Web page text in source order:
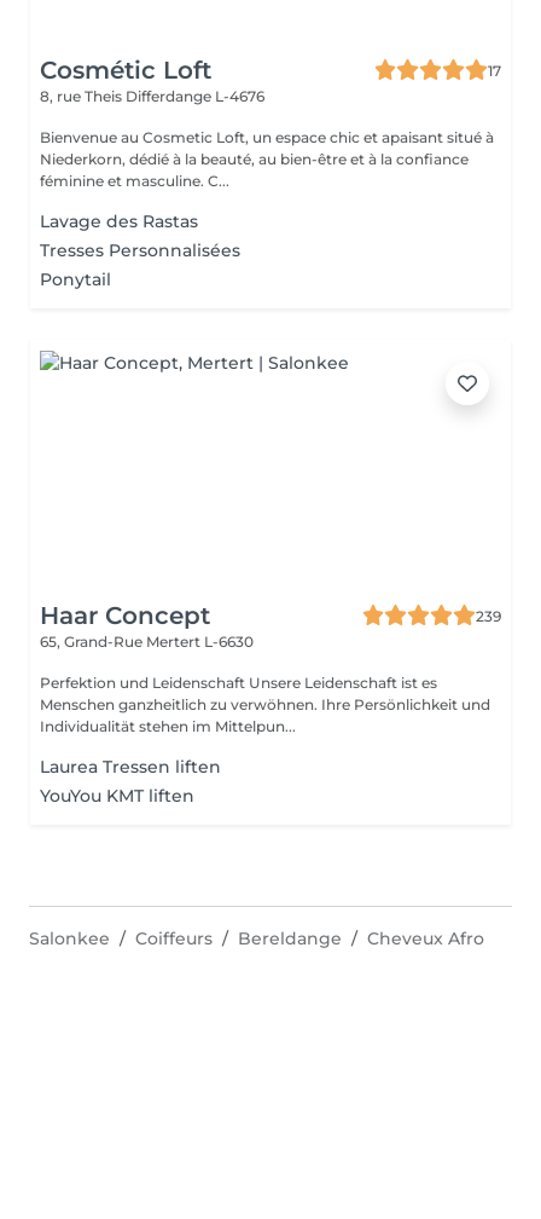
Cosmétic Loft
17
8, rue Theis Differdange L-4676
Bienvenue au Cosmetic Loft, un espace chic et apaisant situé à
Niederkorn, dédié à la beauté, au bien-être et à la confiance
féminine et masculine. C...
Lavage des Rastas
Tresses Personnalisées
Ponytail
Haar Concept
239
65, Grand-Rue Mertert L-6630
Perfektion und Leidenschaft Unsere Leidenschaft ist es
Menschen ganzheitlich zu verwöhnen. Ihre Persönlichkeit und
Individualität stehen im Mittelpun...
Laurea Tressen liften
YouYou KMT liften
Salonkee Coiffeurs Bereldange Cheveux Afro